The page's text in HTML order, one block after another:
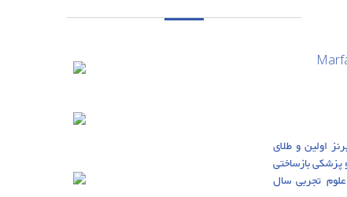
اولین و طلای
پزشکی بازساختی
رشته علوم تجربی سال